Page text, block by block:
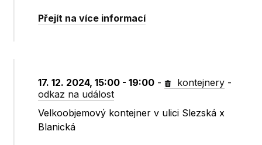
Přejít na více informací
17. 12. 2024, 15:00 - 19:00 - kontejnery -
odkaz na událost
Velkoobjemový kontejner v ulici Slezská x
Blanická